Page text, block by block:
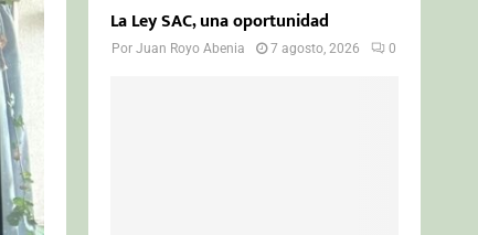
La Ley SAC, una oportunidad
PorJuan Royo Abenia 7 agosto, 2026 0